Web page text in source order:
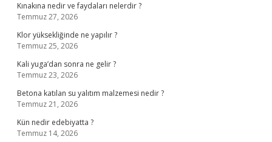
Kınakına nedir ve faydaları nelerdir ?
Temmuz 27, 2026
Klor yüksekliğinde ne yapılır ?
Temmuz 25, 2026
Kali yuga’dan sonra ne gelir ?
Temmuz 23, 2026
Betona katılan su yalıtım malzemesi nedir ?
Temmuz 21, 2026
Kün nedir edebiyatta ?
Temmuz 14, 2026